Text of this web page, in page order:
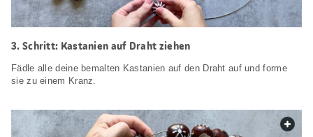
Schritt: Kastanien auf Draht ziehen
Fädle alle deine bemalten Kastanien auf den Draht auf und forme
sie zu einem Kranz.